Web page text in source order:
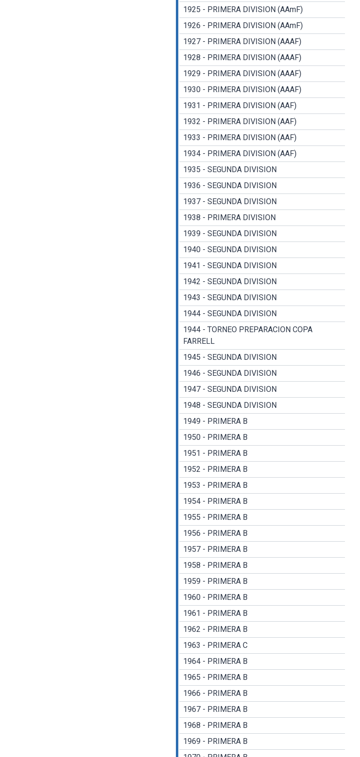
1925 - PRIMERA DIVISION (AAmF)
1926 - PRIMERA DIVISION (AAmF)
1927 - PRIMERA DIVISION (AAAF)
1928 - PRIMERA DIVISION (AAAF)
1929 - PRIMERA DIVISION (AAAF)
1930 - PRIMERA DIVISION (AAAF)
1931 - PRIMERA DIVISION (AAF)
1932 - PRIMERA DIVISION (AAF)
1933 - PRIMERA DIVISION (AAF)
1934 - PRIMERA DIVISION (AAF)
1935 - SEGUNDA DIVISION
1936 - SEGUNDA DIVISION
1937 - SEGUNDA DIVISION
1938 - PRIMERA DIVISION
1939 - SEGUNDA DIVISION
1940 - SEGUNDA DIVISION
1941 - SEGUNDA DIVISION
1942 - SEGUNDA DIVISION
1943 - SEGUNDA DIVISION
1944 - SEGUNDA DIVISION
1944 - TORNEO PREPARACION COPA
FARRELL
1945 - SEGUNDA DIVISION
1946 - SEGUNDA DIVISION
1947 - SEGUNDA DIVISION
1948 - SEGUNDA DIVISION
1949 - PRIMERA B
1950 - PRIMERA B
1951 - PRIMERA B
1952 - PRIMERA B
1953 - PRIMERA B
1954 - PRIMERA B
1955 - PRIMERA B
1956 - PRIMERA B
1957 - PRIMERA B
1958 - PRIMERA B
1959 - PRIMERA B
1960 - PRIMERA B
1961 - PRIMERA B
1962 - PRIMERA B
1963 - PRIMERA C
1964 - PRIMERA B
1965 - PRIMERA B
1966 - PRIMERA B
1967 - PRIMERA B
1968 - PRIMERA B
1969 - PRIMERA B